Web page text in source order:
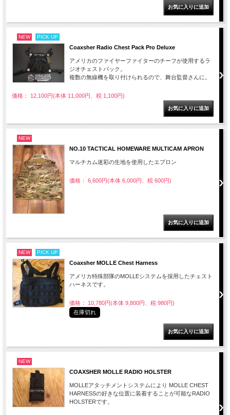
NEW PICK UP
Coaxsher Radio Chest Pack Pro Deluxe
アメリカのファイヤーファイターのチーフが使用するラ
ジオチェストパック。
複数の無線機を取り付けられるので、舞台監督さんに。
価格： 12,100円(本体 11,000円、税 1,100円)
NEW
NO.10 TACTICAL HOMEWARE MULTICAM APRON
マルチカム迷彩の生地を使用したエプロン
価格： 6,600円(本体 6,000円、税 600円)
NEW PICK UP
Coaxsher MOLLE Chest Harness
アメリカ特殊部隊のMOLLEシステムを採用したチェスト
ハーネスです。
価格： 10,780円(本体 9,800円、税 980円)
在庫切れ
NEW
COAXSHER MOLLE RADIO HOLSTER
MOLLEアタッチメントシステムにより MOLLE CHEST
HARNESSの好きな位置に装着することが可能なRADIO
HOLSTERです。